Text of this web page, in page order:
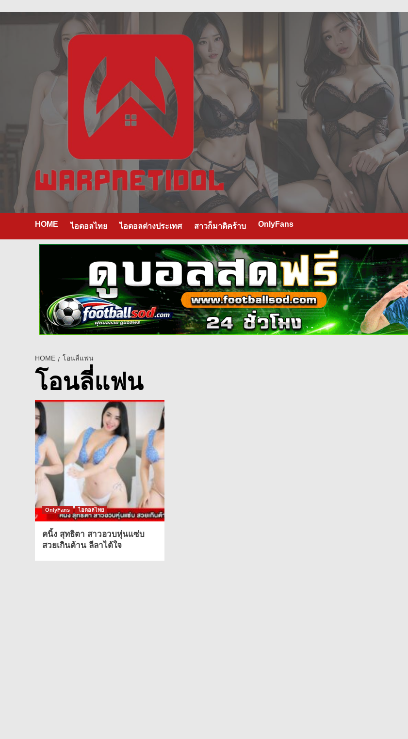
ฝัน
HOME ไอดอลไทย ไอดอลต่างประเทศ สาวก็มาดิคร้าบ OnlyFans
HOME โอนลี่แฟน
โอนลี่แฟน
OnlyFans ไอดอลไทย
คนิ้ง สุทธิตา สาวอวบหุ่นแซ่บ
สวยเกินต้าน ลีลาได้ใจ